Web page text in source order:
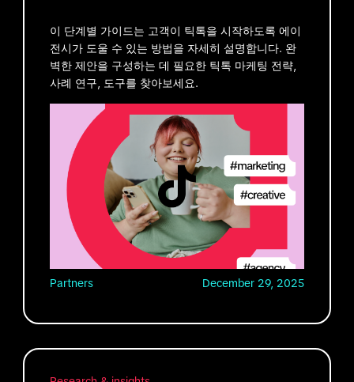
이 단계별 가이드는 고객이 틱톡을 시작하도록 에이
전시가 도울 수 있는 방법을 자세히 설명합니다. 완
벽한 제안을 구성하는 데 필요한 틱톡 마케팅 전략,
사례 연구, 도구를 찾아보세요.
Partners December 29, 2025